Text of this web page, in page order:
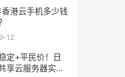
港云手机多少钱
12
定+平民价！日
享云服务器实